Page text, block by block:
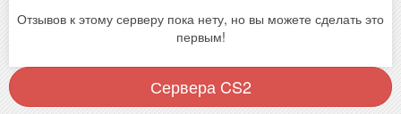
Отзывов к этому серверу пока нету, но вы можете сделать это
первым!
Сервера CS2